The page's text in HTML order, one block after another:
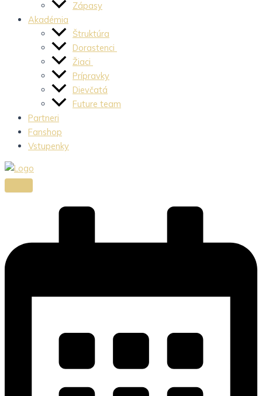
Zápasy
Akadémia
Štruktúra
Dorastenci
Žiaci
Prípravky
Dievčatá
Future team
Partneri
Fanshop
Vstupenky